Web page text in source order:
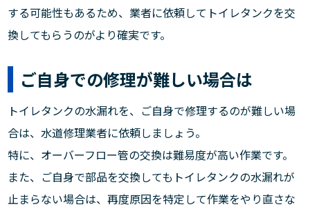
する可能性もあるため、業者に依頼してトイレタンクを交
換してもらうのがより確実です。
ご自身での修理が難しい場合は
トイレタンクの水漏れを、ご自身で修理するのが難しい場
合は、水道修理業者に依頼しましょう。
特に、オーバーフロー管の交換は難易度が高い作業です。
また、ご自身で部品を交換してもトイレタンクの水漏れが
止まらない場合は、再度原因を特定して作業をやり直さな